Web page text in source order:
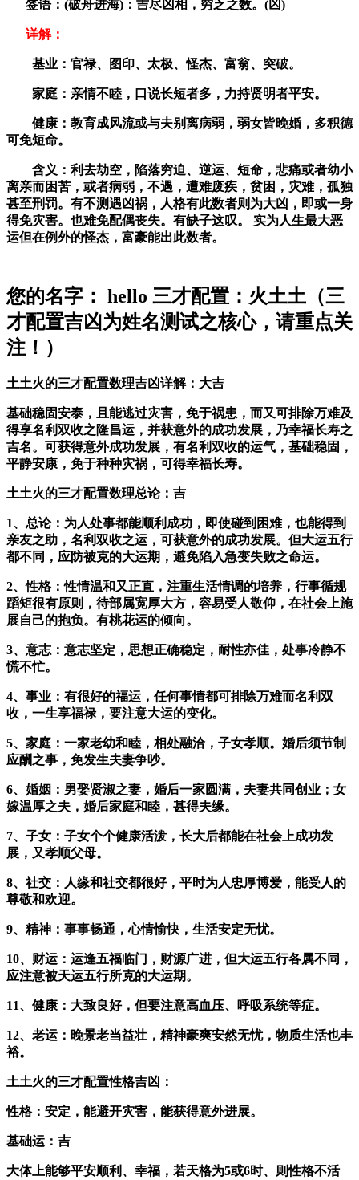
签语：(破舟进海)：吉尽凶相，穷乏之数。(凶)
详解：
基业：官禄、图印、太极、怪杰、富翁、突破。
家庭：亲情不睦，口说长短者多，力持贤明者平安。
健康：教育成风流或与夫别离病弱，弱女皆晚婚，多积德
可免短命。
含义：利去劫空，陷落穷迫、逆运、短命，悲痛或者幼小
离亲而困苦，或者病弱，不遇，遭难废疾，贫困，灾难，孤独
甚至刑罚。有不测遇凶祸，人格有此数者则为大凶，即或一身
得免灾害。也难免配偶丧失。有缺子这叹。 实为人生最大恶
运但在例外的怪杰，富豪能出此数者。
您的名字： hello 三才配置：火土土（三
才配置吉凶为姓名测试之核心，请重点关
注！）
土土火的三才配置数理吉凶详解：大吉
基础稳固安泰，且能逃过灾害，免于祸患，而又可排除万难及
得享名利双收之隆昌运，并获意外的成功发展，乃幸福长寿之
吉名。可获得意外成功发展，有名利双收的运气，基础稳固，
平静安康，免于种种灾祸，可得幸福长寿。
土土火的三才配置数理总论：吉
1、总论：为人处事都能顺利成功，即使碰到困难，也能得到
亲友之助，名利双收之运，可获意外的成功发展。但大运五行
都不同，应防被克的大运期，避免陷入急变失败之命运。
2、性格：性情温和又正直，注重生活情调的培养，行事循规
蹈矩很有原则，待部属宽厚大方，容易受人敬仰，在社会上施
展自己的抱负。有桃花运的倾向。
3、意志：意志坚定，思想正确稳定，耐性亦佳，处事冷静不
慌不忙。
4、事业：有很好的福运，任何事情都可排除万难而名利双
收，一生享福禄，要注意大运的变化。
5、家庭：一家老幼和睦，相处融洽，子女孝顺。婚后须节制
应酬之事，免发生夫妻争吵。
6、婚姻：男娶贤淑之妻，婚后一家圆满，夫妻共同创业；女
嫁温厚之夫，婚后家庭和睦，甚得夫缘。
7、子女：子女个个健康活泼，长大后都能在社会上成功发
展，又孝顺父母。
8、社交：人缘和社交都很好，平时为人忠厚博爱，能受人的
尊敬和欢迎。
9、精神：事事畅通，心情愉快，生活安定无忧。
10、财运：运逢五福临门，财源广进，但大运五行各属不同，
应注意被天运五行所克的大运期。
11、健康：大致良好，但要注意高血压、呼吸系统等症。
12、老运：晚景老当益壮，精神豪爽安然无忧，物质生活也丰
裕。
土土火的三才配置性格吉凶：
性格：安定，能避开灾害，能获得意外进展。
基础运：吉
大体上能够平安顺利、幸福，若天格为5或6时、则性格不活